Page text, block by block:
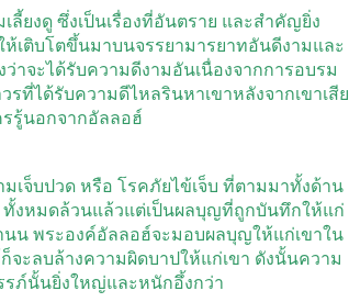
ลี้ยงดูซึ่งเป็นเรื่องที่อันตราย และสำคัญยิ่ง
เติบโตขึ้นมาบนจรรยามารยาทอันดีงามและ
ว่าจะได้รับความดีงามอันเนื่องจากการอบรม
รที่ได้รับความดีไหลรินหาเขาหลังจากเขาเสีย
รู้นอกจากอัลลอฮ์
เจ็บปวดหรือ โรคภัยไข้เจ็บ ที่ตามมาทั้งด้าน
ทั้งหมดล้วนแล้วแต่เป็นผลบุญที่ถูกบันทึกให้แก่
นนพระองค์อัลลอฮ์จะมอบผลบุญให้แก่เขาใน
จะลบล้างความผิดบาปให้แก่เขา ดังนั้นความ
รภ์นั้นยิ่งใหญ่และหนักอึ้งกว่า